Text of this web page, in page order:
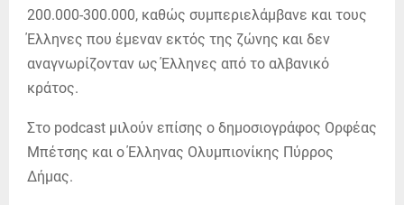
200.000-300.000, καθώς συμπεριελάμβανε και τους
Έλληνες που έμεναν εκτός της ζώνης και δεν
αναγνωρίζονταν ως Έλληνες από το αλβανικό
κράτος.
Στο podcast μιλούν επίσης ο δημοσιογράφος Ορφέας
Μπέτσης και ο Έλληνας Ολυμπιονίκης Πύρρος
Δήμας.